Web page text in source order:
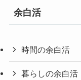
余白活
時間の余白活
暮らしの余白活